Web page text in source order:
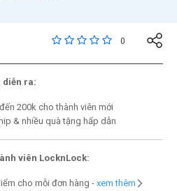
5 trên đánh giá của 5
0
diễn ra:
200k cho thành viên mới
& nhiều quà tặng hấp dẫn
viên LocknLock:
cho mỗi đơn hàng - xem thêm